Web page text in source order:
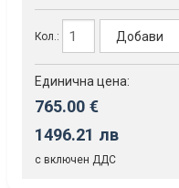
Кол.: Добави
Единична цена:
765.00 €
1496.21 лв
с включен ДДС